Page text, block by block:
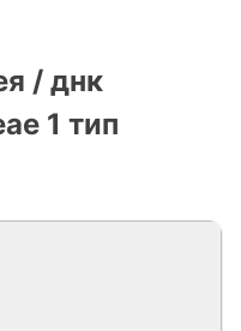
/ днк
1 тип